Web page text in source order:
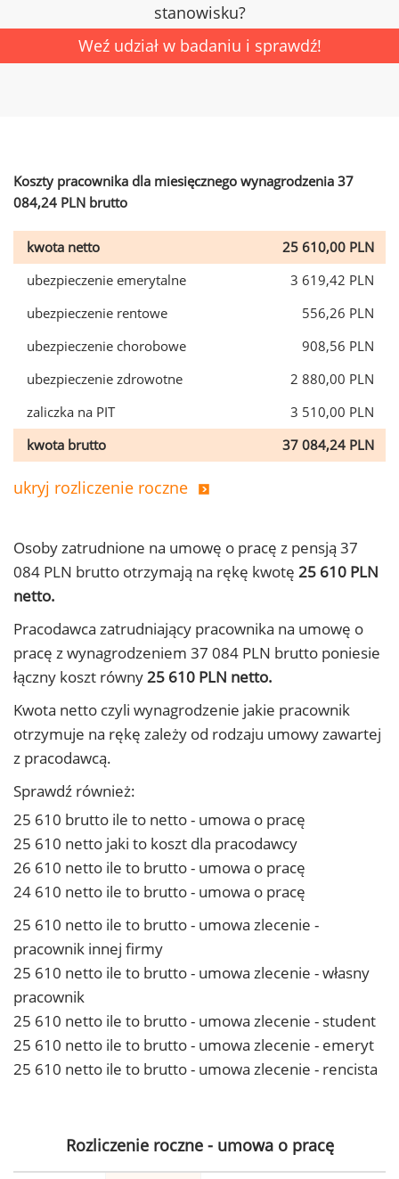
stanowisku?
Weź udział w badaniu i sprawdź!
Koszty pracownika dla miesięcznego wynagrodzenia 37
084,24 PLN brutto
kwota netto
25 610,00 PLN
ubezpieczenie emerytalne
3 619,42 PLN
ubezpieczenie rentowe
556,26 PLN
ubezpieczenie chorobowe
908,56 PLN
ubezpieczenie zdrowotne
2 880,00 PLN
zaliczka na PIT
3 510,00 PLN
kwota brutto
37 084,24 PLN
ukryj rozliczenie roczne
Osoby zatrudnione na umowę o pracę z pensją 37
084 PLN brutto otrzymają na rękę kwotę 25 610 PLN
netto.
Pracodawca zatrudniający pracownika na umowę o
pracę z wynagrodzeniem 37 084 PLN brutto poniesie
łączny koszt równy25 610 PLN netto.
Kwota netto czyli wynagrodzenie jakie pracownik
otrzymuje na rękę zależy od rodzaju umowy zawartej
z pracodawcą.
Sprawdź również:
25 610 brutto ile to netto - umowa o pracę
25 610 netto jaki to koszt dla pracodawcy
26 610 netto ile to brutto - umowa o pracę
24 610 netto ile to brutto - umowa o pracę
25 610 netto ile to brutto - umowa zlecenie -
pracownik innej firmy
25 610 netto ile to brutto - umowa zlecenie - własny
pracownik
25 610 netto ile to brutto - umowa zlecenie - student
25 610 netto ile to brutto - umowa zlecenie - emeryt
25 610 netto ile to brutto - umowa zlecenie - rencista
Rozliczenie roczne - umowa o pracę